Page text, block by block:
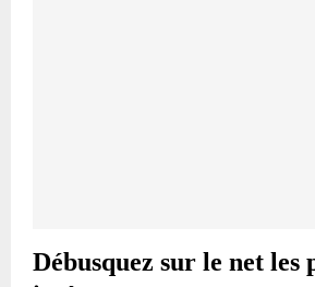
Débusquez sur le net les